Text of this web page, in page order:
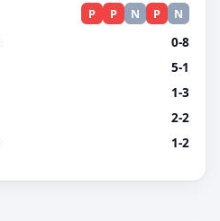
P P N P N
0-8
5-1
1-3
2-2
1-2